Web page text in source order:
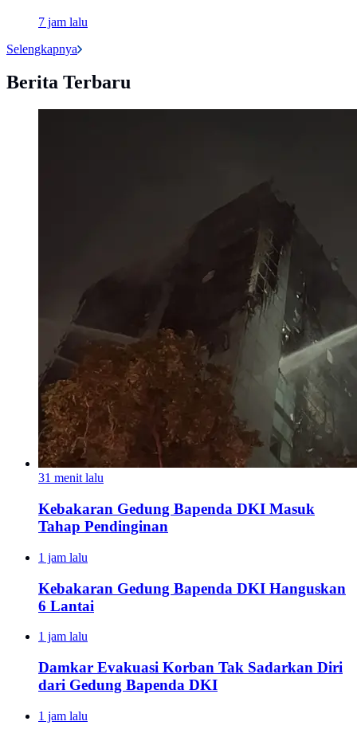
7 jam lalu
Selengkapnya
Berita Terbaru
31 menit lalu
Kebakaran Gedung Bapenda DKI Masuk
Tahap Pendinginan
1 jam lalu
Kebakaran Gedung Bapenda DKI Hanguskan
6 Lantai
1 jam lalu
Damkar Evakuasi Korban Tak Sadarkan Diri
dari Gedung Bapenda DKI
1 jam lalu